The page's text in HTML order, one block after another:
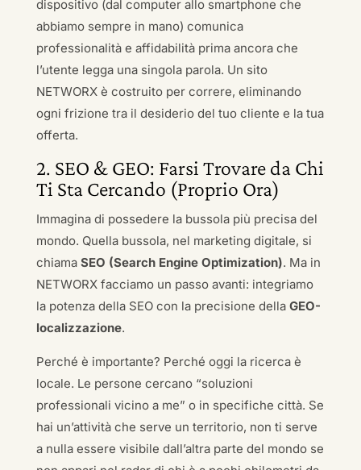
dispositivo (dal computer allo smartphone che
abbiamo sempre in mano) comunica
professionalità e affidabilità prima ancora che
l’utente legga una singola parola. Un sito
NETWORX è costruito per correre, eliminando
ogni frizione tra il desiderio del tuo cliente e la tua
offerta.
2. SEO & GEO: Farsi Trovare da Chi
Ti Sta Cercando (Proprio Ora)
Immagina di possedere la bussola più precisa del
mondo. Quella bussola, nel marketing digitale, si
chiama SEO (Search Engine Optimization). Ma in
NETWORX facciamo un passo avanti: integriamo
la potenza della SEO con la precisione della GEO-
localizzazione.
Perché è importante? Perché oggi la ricerca è
locale. Le persone cercano “soluzioni
professionali vicino a me” o in specifiche città. Se
hai un’attività che serve un territorio, non ti serve
a nulla essere visibile dall’altra parte del mondo se